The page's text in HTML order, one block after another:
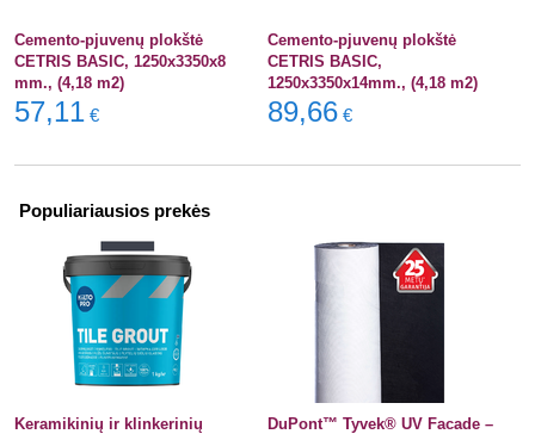
Cemento-pjuvenų plokštė
CETRIS BASIC, 1250x3350x8
mm., (4,18 m2)
57,11 €
Cemento-pjuvenų plokštė
CETRIS BASIC,
1250x3350x14mm., (4,18 m2)
89,66 €
Populiariausios prekės
Keramikinių ir klinkerinių
DuPont™ Tyvek® UV Facade –